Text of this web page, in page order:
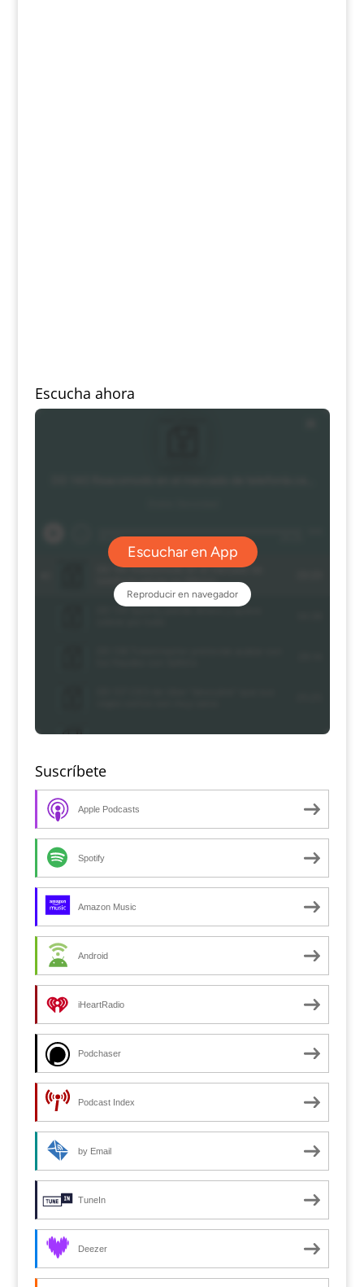
Escucha ahora
Suscríbete
Apple Podcasts
Spotify
Amazon Music
Android
iHeartRadio
Podchaser
Podcast Index
by Email
TuneIn
Deezer